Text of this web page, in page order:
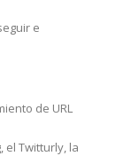
e
de URL
el Twitturly, la